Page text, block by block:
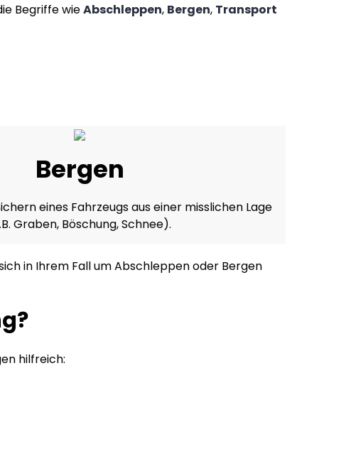
Begriffe wieAbschleppen, Bergen, Transport
Bergen
eines Fahrzeugs aus einer misslichen Lage
Graben, Böschung, Schnee).
in Ihrem Fall um Abschleppen oder Bergen
hilfreich: